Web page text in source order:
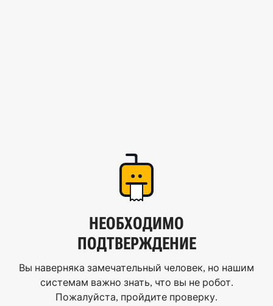
НЕОБХОДИМО
ПОДТВЕРЖДЕНИЕ
Вы наверняка замечательный человек, но нашим
системам важно знать, что вы не робот.
Пожалуйста, пройдите проверку.